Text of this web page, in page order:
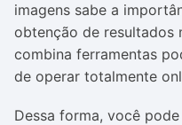
imagens sabe a
obtenção de resultados
combina ferramentas
de operar totalmente
Dessa forma, você